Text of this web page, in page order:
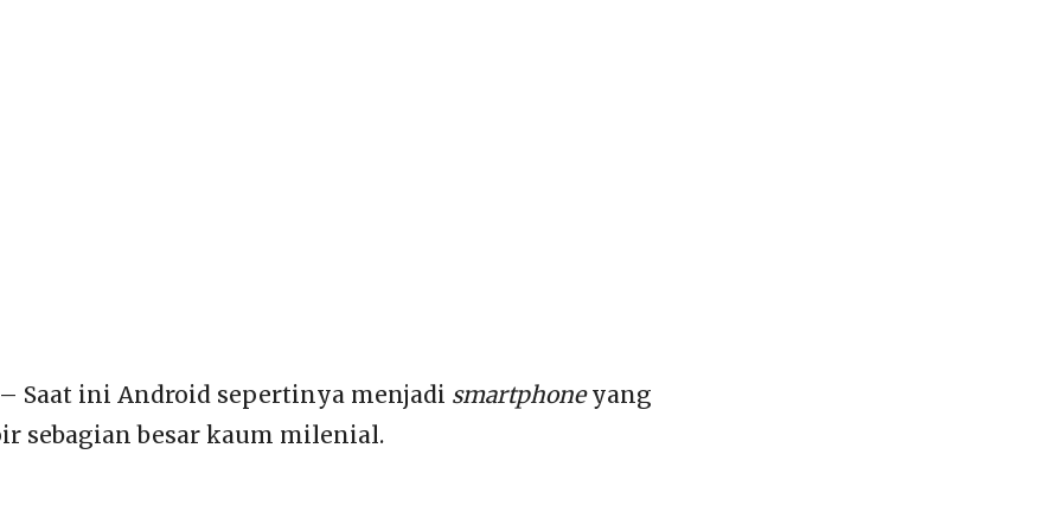
Saat ini Android sepertinya menjadi smartphoneyang
sebagian besar kaum milenial.